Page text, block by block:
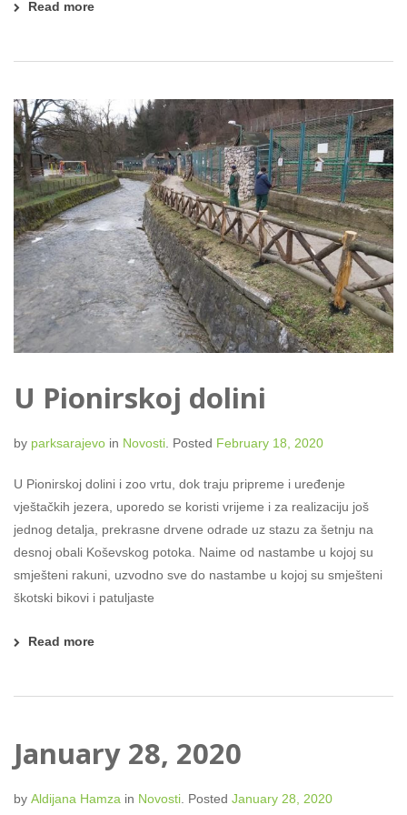
Read more
U Pionirskoj dolini
by parksarajevo in Novosti Posted February 18, 2020
U Pionirskoj dolini i zoo vrtu, dok traju pripreme i uređenje
vještačkih jezera, uporedo se koristi vrijeme i za realizaciju još
jednog detalja, prekrasne drvene odrade uz stazu za šetnju na
desnoj obali Koševskog potoka. Naime od nastambe u kojoj su
smješteni rakuni, uzvodno sve do nastambe u kojoj su smješteni
škotski bikovi i patuljaste
Read more
January 28, 2020
by Aldijana Hamza in Novosti Posted January 28, 2020